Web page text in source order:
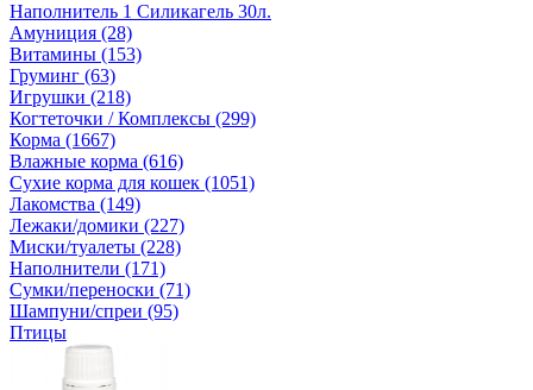
Наполнитель 1 Силикагель 30л.
Амуниция (28)
Витамины (153)
Груминг (63)
Игрушки (218)
Когтеточки / Комплексы (299)
Корма (1667)
Влажные корма (616)
Сухие корма для кошек (1051)
Лакомства (149)
Лежаки/домики (227)
Миски/туалеты (228)
Наполнители (171)
Сумки/переноски (71)
Шампуни/спреи (95)
Птицы